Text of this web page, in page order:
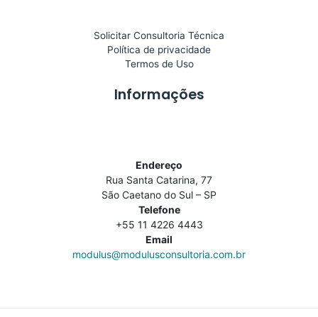
Solicitar Consultoria Técnica
Política de privacidade
Termos de Uso
Informações
Endereço
Rua Santa Catarina, 77
São Caetano do Sul – SP
Telefone
+55 11 4226 4443
Email
modulus@modulusconsultoria.com.br